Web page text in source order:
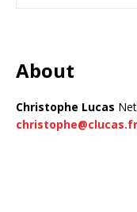
About
Christophe Lucas
christophe@clucas.fr